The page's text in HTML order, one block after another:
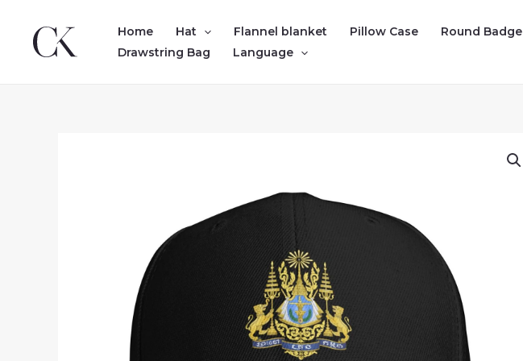
content
Home Hat Flannel blanket Pillow Case Round Badge
Drawstring Bag
Language